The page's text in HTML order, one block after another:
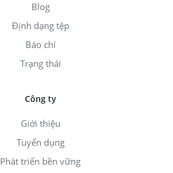
Blog
Định dạng tệp
Báo chí
Trạng thái
Công ty
Giới thiệu
Tuyển dụng
Phát triển bền vững